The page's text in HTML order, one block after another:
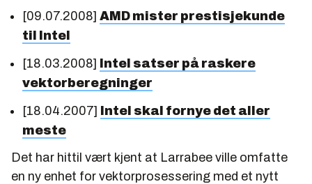
[09.07.2008] AMD mister prestisjekunde
til Intel
[18.03.2008]
Intel satser på raskere
vektorberegninger
[18.04.2007]
Intel skal fornye det aller
meste
Det har hittil vært kjent at Larrabee ville omfatte
en ny enhet for vektorprosessering med et nytt